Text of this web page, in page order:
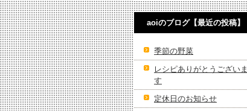
aoiのブログ【最近の投稿】
季節の野菜
レシピありがとうございま
す
定休日のお知らせ